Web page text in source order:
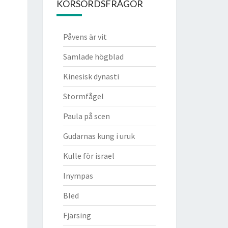
KORSORDSFRÅGOR
Påvens är vit
Samlade högblad
Kinesisk dynasti
Stormfågel
Paula på scen
Gudarnas kung i uruk
Kulle för israel
Inympas
Bled
Fjärsing